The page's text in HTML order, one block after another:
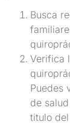
Busca
Verifica
Puedes
de
titulo